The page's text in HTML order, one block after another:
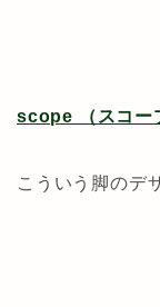
scope （スコー
こういう脚のデ